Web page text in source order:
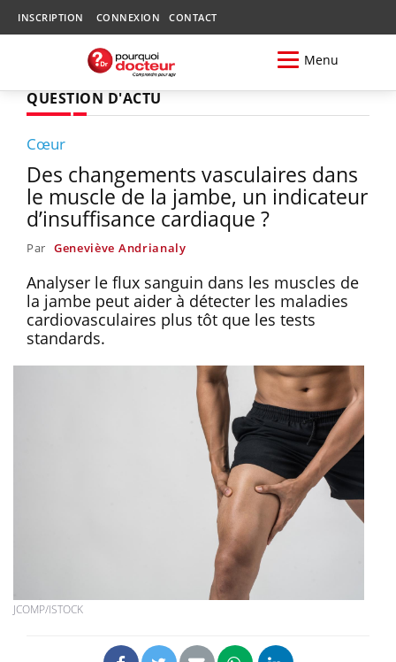
INSCRIPTION CONNEXION CONTACT
Menu
QUESTION D'ACTU
Cœur
Des changements vasculaires dans
le muscle de la jambe, un indicateur
d’insuffisance cardiaque ?
Par Geneviève Andrianaly
Analyser le flux sanguin dans les muscles de
la jambe peut aider à détecter les maladies
cardiovasculaires plus tôt que les tests
standards.
JCOMP/ISTOCK